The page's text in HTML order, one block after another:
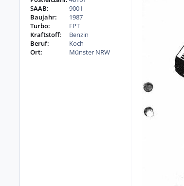
SAAB:
900 I
Baujahr:
1987
Turbo:
FPT
Kraftstoff:
Benzin
Beruf:
Koch
Ort:
Münster NRW